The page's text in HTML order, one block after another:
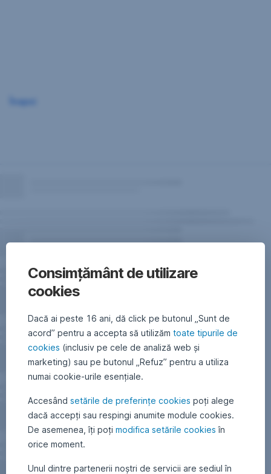
Înapoi
Consimțământ de utilizare
cookies
Dacă ai peste 16 ani, dă click pe butonul „Sunt de
acord” pentru a accepta să utilizăm toate tipurile de
cookies (inclusiv pe cele de analiză web și
marketing) sau pe butonul „Refuz” pentru a utiliza
numai cookie-urile esențiale.
Accesând setările de preferințe cookies poți alege
dacă accepți sau respingi anumite module cookies.
De asemenea, îți poți modifica setările cookies în
orice moment.
Unul dintre partenerii noștri de servicii are sediul în